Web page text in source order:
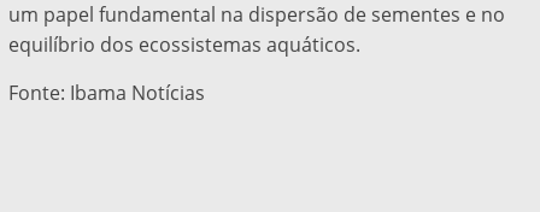
um papel fundamental na dispersão de sementes e no
equilíbrio dos ecossistemas aquáticos.
Fonte: Ibama Notícias